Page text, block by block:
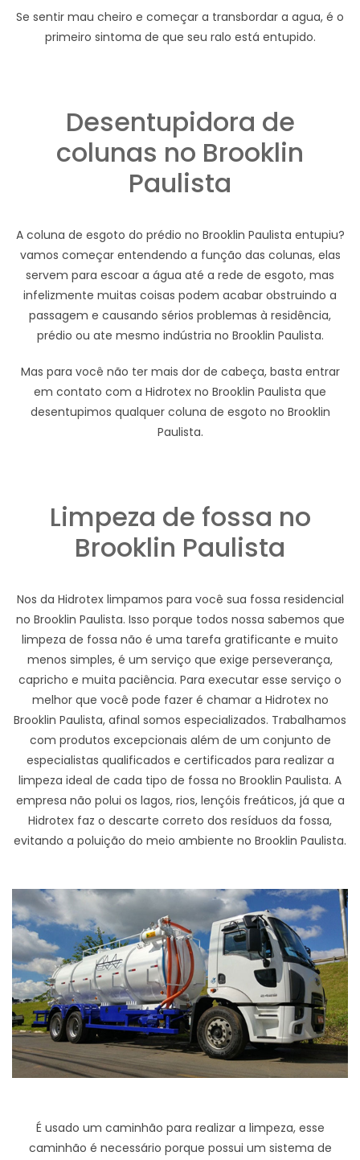
Se sentir mau cheiro e começar a transbordar a agua, é o
primeiro sintoma de que seu ralo está entupido.
Desentupidora de
colunas no Brooklin
Paulista
A coluna de esgoto do prédio no Brooklin Paulista entupiu?
vamos começar entendendo a função das colunas, elas
servem para escoar a água até a rede de esgoto, mas
infelizmente muitas coisas podem acabar obstruindo a
passagem e causando sérios problemas à residência,
prédio ou ate mesmo indústria no Brooklin Paulista.
Mas para você não ter mais dor de cabeça, basta entrar
em contato com a Hidrotex no Brooklin Paulista que
desentupimos qualquer coluna de esgoto no Brooklin
Paulista.
Limpeza de fossa no
Brooklin Paulista
Nos da Hidrotex limpamos para você sua fossa residencial
no Brooklin Paulista. Isso porque todos nossa sabemos que
limpeza de fossa não é uma tarefa gratificante e muito
menos simples, é um serviço que exige perseverança,
capricho e muita paciência. Para executar esse serviço o
melhor que você pode fazer é chamar a Hidrotex no
Brooklin Paulista, afinal somos especializados. Trabalhamos
com produtos excepcionais além de um conjunto de
especialistas qualificados e certificados para realizar a
limpeza ideal de cada tipo de fossa no Brooklin Paulista. A
empresa não polui os lagos, rios, lençóis freáticos, já que a
Hidrotex faz o descarte correto dos resíduos da fossa,
evitando a poluição do meio ambiente no Brooklin Paulista.
É usado um caminhão para realizar a limpeza, esse
caminhão é necessário porque possui um sistema de